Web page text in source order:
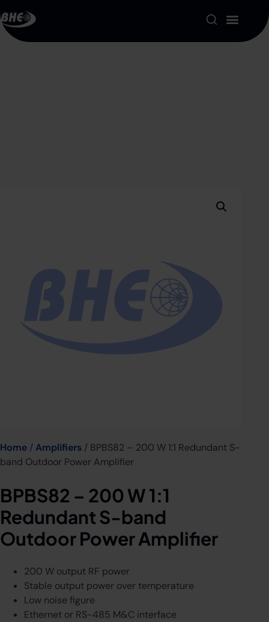
Home /Amplifiers / BPBS82 – 200 W 1:1 Redundant S-
band Outdoor Power Amplifier
BPBS82 – 200 W 1:1
Redundant S-band
Outdoor Power Amplifier
200 W output RF power
Stable output power over temperature
Low noise figure
Ethernet or RS-485 M&C interface